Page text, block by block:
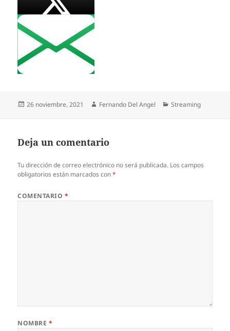
Publicado
26 noviembre, 2021 Autor
Fernando Del Angel Categorías
Streaming
Deja un comentario
Tu dirección de correo electrónico no será publicada. Los campos
obligatorios están marcados con*
COMENTARIO *
NOMBRE *